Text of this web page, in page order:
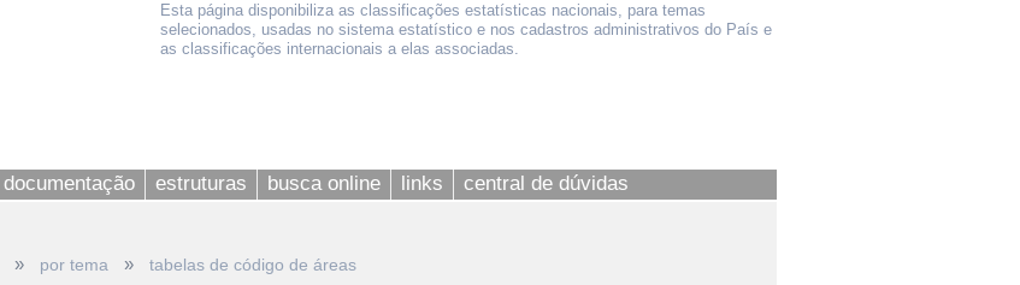
Esta página disponibiliza as classificações estatísticas nacionais, para temas
selecionados, usadas no sistema estatístico e nos cadastros administrativos do País e
as classificações internacionais a elas associadas.
documentação estruturas busca online links central de dúvidas
» por tema » tabelas de código de áreas